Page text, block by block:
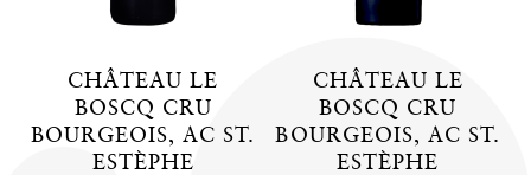
CHÂTEAU LE
BOSCQ CRU
BOURGEOIS, AC ST.
ESTÈPHE
CHÂTEAU LE
BOSCQ CRU
BOURGEOIS, AC ST.
ESTÈPHE